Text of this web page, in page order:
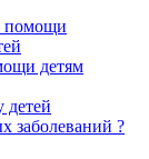
помощи
детям
детей
заболеваний ?